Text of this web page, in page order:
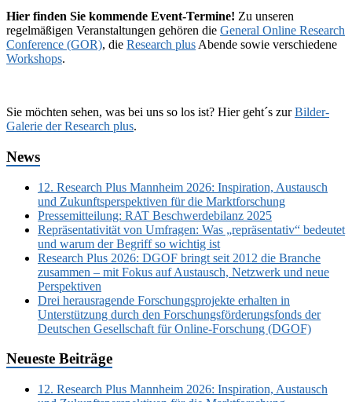
Hier finden Sie kommende Event-Termine! Zu unseren
regelmäßigen Veranstaltungen gehören die General Online Research
Conference (GOR), die Research plus Abende sowie verschiedene
Workshops.
Sie möchten sehen, was bei uns so los ist? Hier geht´s zurBilder-
Galerie der Research plus.
News
12. Research Plus Mannheim 2026: Inspiration, Austausch
und Zukunftsperspektiven für die Marktforschung
Pressemitteilung: RAT Beschwerdebilanz 2025
Repräsentativität von Umfragen: Was „repräsentativ“ bedeutet
und warum der Begriff so wichtig ist
Research Plus 2026: DGOF bringt seit 2012 die Branche
zusammen – mit Fokus auf Austausch, Netzwerk und neue
Perspektiven
Drei herausragende Forschungsprojekte erhalten in
Unterstützung durch den Forschungsförderungsfonds der
Deutschen Gesellschaft für Online-Forschung (DGOF)
Neueste Beiträge
12. Research Plus Mannheim 2026: Inspiration, Austausch